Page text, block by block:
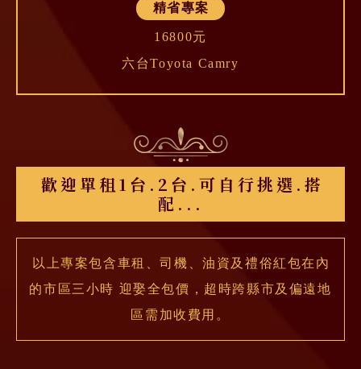
精省專案
16800元
六台Toyota Camry
歡迎單租1台.2台.可自行挑選.搭
配...
以上專案包含車租、司機、油資及禮俗紅包在內
的市區三小時 迎娶全包價，超時跨縣市及偏遠地
區需加收費用。